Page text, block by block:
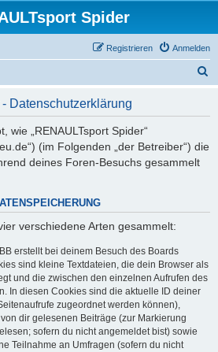
Spider
Anmelden
Registrieren
Datenschutzerklärung
wie „RENAULTsport Spider“
(im Folgenden „der Betreiber“) die
deines Foren-Besuchs gesammelt
verschiedene Arten gesammelt:
erstellt bei deinem Besuch des Boards
sind kleine Textdateien, die dein Browser als
und die zwischen den einzelnen Aufrufen des
In diesen Cookies sind die aktuelle ID deiner
zugeordnet werden können),
dir gelesenen Beiträge (zur Markierung
sofern du nicht angemeldet bist) sowie
Teilnahme an Umfragen (sofern du nicht